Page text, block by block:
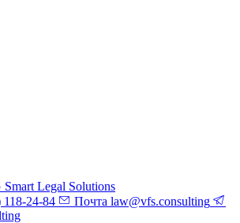
Smart Legal Solutions
118-24-84 Почта law@vfs.consulting